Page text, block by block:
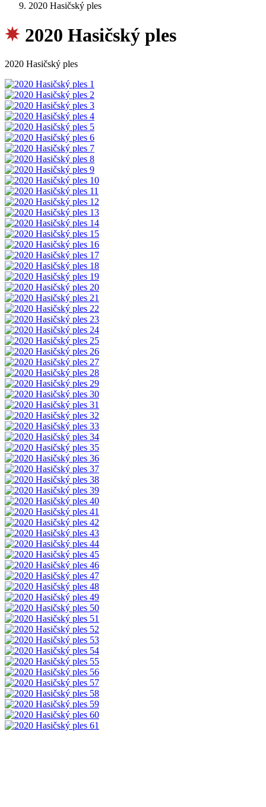
2020 Hasičský ples
2020 Hasičský ples
2020 Hasičský ples